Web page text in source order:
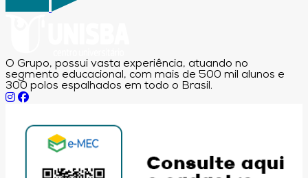
O Grupo, possui vasta experiência, atuando no
segmento educacional, com mais de 500 mil alunos e
300 polos espalhados em todo o Brasil.